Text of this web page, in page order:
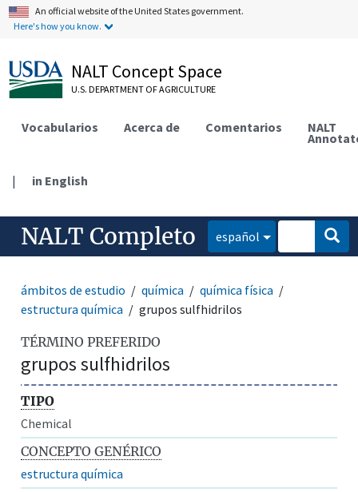
An official website of the United States government.
Here's how you know.
NALT Concept Space
U.S. DEPARTMENT OF AGRICULTURE
Vocabularios Acerca de Comentarios NALT
| in English
NALT Completo español
ámbitos de estudio química
química física
estructura química
grupos sulfhidrilos
TÉRMINO PREFERIDO
grupos sulfhidrilos
TIPO
Chemical
CONCEPTO GENÉRICO
estructura química